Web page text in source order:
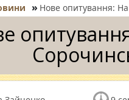
» Нове опитування: